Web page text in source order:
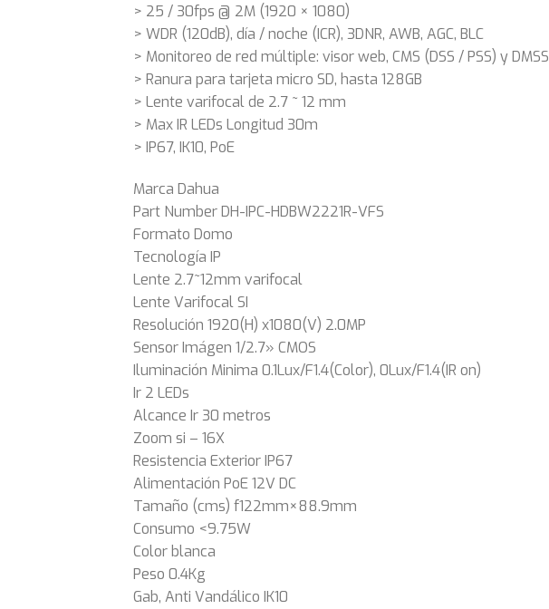
> 25 / 30fps @ 2M (1920 × 1080)
> WDR (120dB), día / noche (ICR), 3DNR, AWB, AGC, BLC
> Monitoreo de red múltiple: visor web, CMS (DSS / PSS) y DMSS
> Ranura para tarjeta micro SD, hasta 128GB
> Lente varifocal de 2.7 ~ 12 mm
> Max IR LEDs Longitud 30m
> IP67, IK10, PoE
Marca Dahua
Part Number DH-IPC-HDBW2221R-VFS
Formato Domo
Tecnología IP
Lente 2.7~12mm varifocal
Lente Varifocal SI
Resolución 1920(H) x1080(V) 2.0MP
Sensor Imágen 1/2.7» CMOS
Iluminación Minima 0.1Lux/F1.4(Color), 0Lux/F1.4(IR on)
Ir 2 LEDs
Alcance Ir 30 metros
Zoom si – 16X
Resistencia Exterior IP67
Alimentación PoE 12V DC
Tamaño (cms) f122mm×88.9mm
Consumo <9.75W
Color blanca
Peso 0.4Kg
Gab, Anti Vandálico IK10